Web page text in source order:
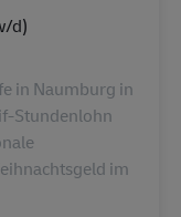
d)
in Naumburg in
Stundenlohn
im